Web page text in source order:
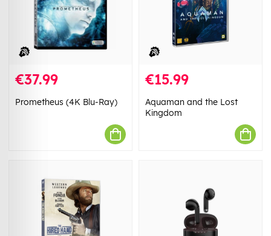
€37.99
Prometheus (4K Blu-Ray)
€15.99
Aquaman and the Lost
Kingdom